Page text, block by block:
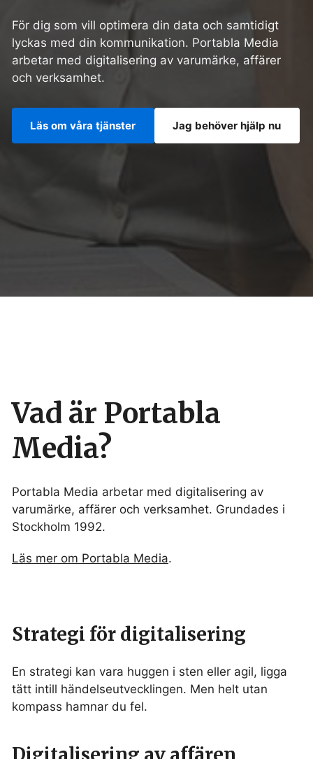
För dig som vill optimera din data och samtidigt
lyckas med din kommunikation. Portabla Media
arbetar med digitalisering av varumärke, affärer
och verksamhet.
Läs om våra tjänster Jag behöver hjälp nu
Vad är Portabla
Media?
Portabla Media arbetar med digitalisering av
varumärke, affärer och verksamhet. Grundades i
Stockholm 1992.
Läs mer om Portabla Media.
Strategi för digitalisering
En strategi kan vara huggen i sten eller agil, ligga
tätt intill händelseutvecklingen. Men helt utan
kompass hamnar du fel.